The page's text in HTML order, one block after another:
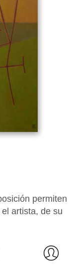
permiten
artista, de su